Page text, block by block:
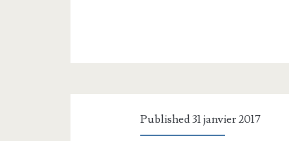
Published 31 janvier 2017